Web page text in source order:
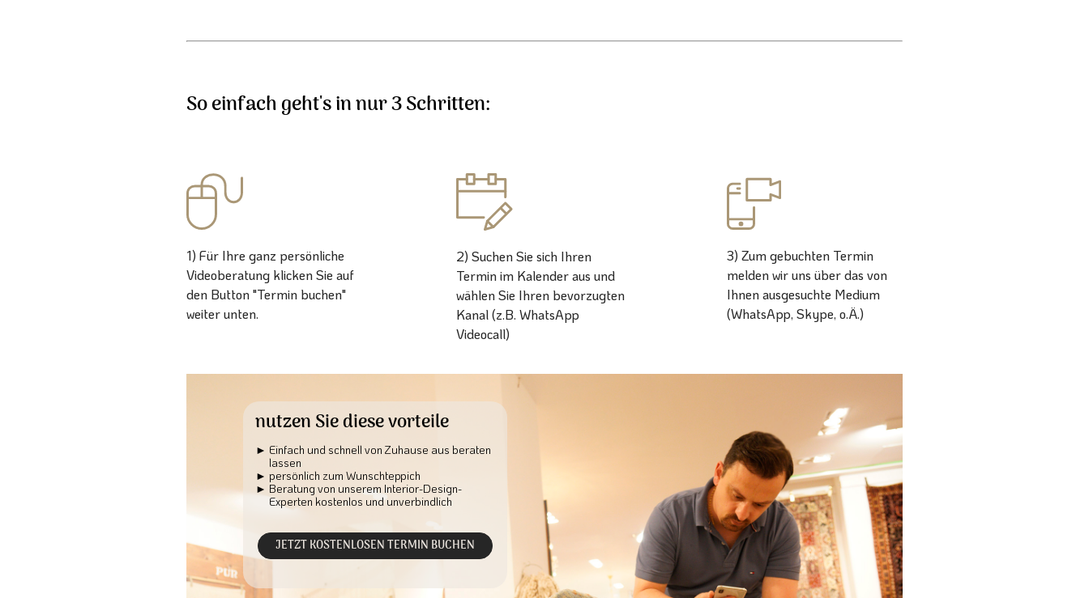
So einfach geht's in nur 3 Schritten:
1) Für Ihre ganz persönliche
Videoberatung klicken Sie auf
den Button "Termin buchen"
weiter unten.
2) Suchen Sie sich Ihren
Termin im Kalender aus und
wählen Sie Ihren bevorzugten
Kanal (z.B. WhatsApp
Videocall)
3) Zum gebuchten Termin
melden wir uns über das von
Ihnen ausgesuchte Medium
(WhatsApp, Skype, o.Ä.)
nutzen Sie diese vorteile
Einfach und schnell von Zuhause aus beraten
lassen
persönlich zum Wunschteppich
Beratung von unserem Interior-Design-
Experten kostenlos und unverbindlich
JETZT KOSTENLOSEN TERMIN BUCHEN